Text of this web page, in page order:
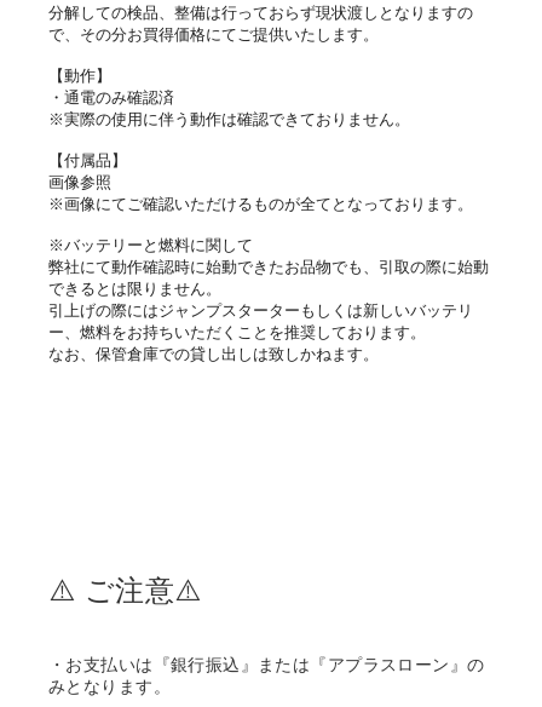
分解しての検品、整備は行っておらず現状渡しとなりますの
で、その分お買得価格にてご提供いたします。
【動作】
・通電のみ確認済
※実際の使用に伴う動作は確認できておりません。
【付属品】
画像参照
※画像にてご確認いただけるものが全てとなっております。
※バッテリーと燃料に関して
弊社にて動作確認時に始動できたお品物でも、引取の際に始動
できるとは限りません。
引上げの際にはジャンプスターターもしくは新しいバッテリ
ー、燃料をお持ちいただくことを推奨しております。
なお、保管倉庫での貸し出しは致しかねます。
⚠️ ご注意⚠️
・お支払いは『銀行振込』または『アプラスローン』の
みとなります。